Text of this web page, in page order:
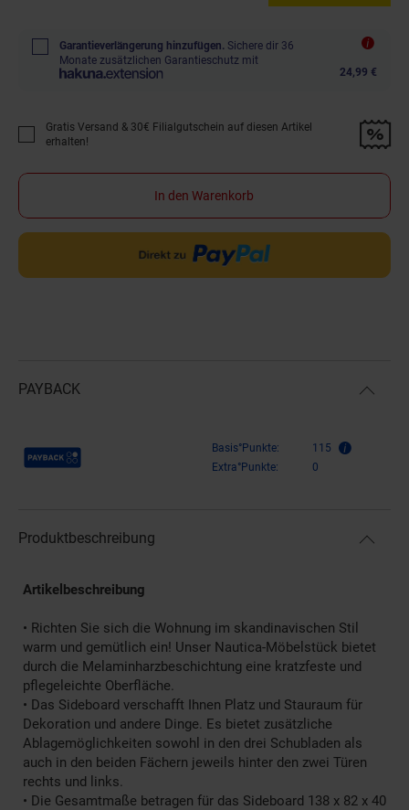
Garantieverlängerung hinzufügen. Sichere dir 36
Monate zusätzlichen Garantieschutz mit
24,99 €
Promotion "Gratis Versand &amp; 30€ Filialgutschein auf diesen Artikel
Gratis Versand & 30€ Filialgutschein auf diesen Artikel
erhalten!
In den Warenkorb
PAYBACK
Payback Punkte Basis°Punkte:
115
Extra°Punkte:
0
Produktbeschreibung
Artikelbeschreibung
• Richten Sie sich die Wohnung im skandinavischen Stil
warm und gemütlich ein! Unser Nautica-Möbelstück bietet
durch die Melaminharzbeschichtung eine kratzfeste und
pflegeleichte Oberfläche.
• Das Sideboard verschafft Ihnen Platz und Stauraum für
Dekoration und andere Dinge. Es bietet zusätzliche
Ablagemöglichkeiten sowohl in den drei Schubladen als
auch in den beiden Fächern jeweils hinter den zwei Türen
rechts und links.
• Die Gesamtmaße betragen für das Sideboard 138 x 82 x 40